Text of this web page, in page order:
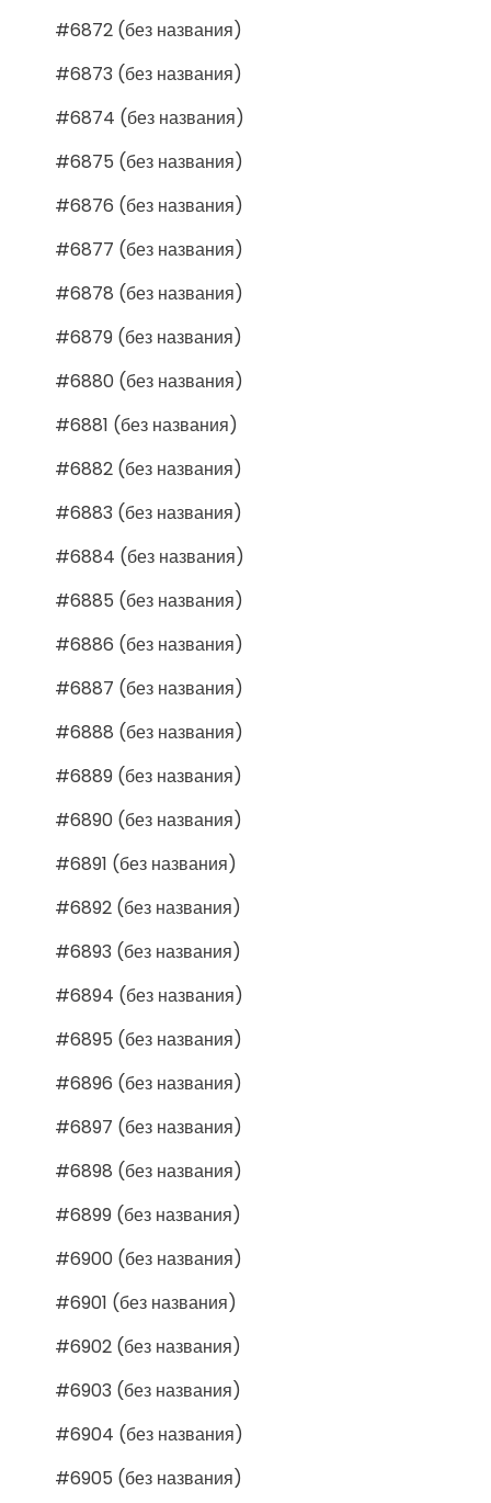
#6872 (без названия)
#6873 (без названия)
#6874 (без названия)
#6875 (без названия)
#6876 (без названия)
#6877 (без названия)
#6878 (без названия)
#6879 (без названия)
#6880 (без названия)
#6881 (без названия)
#6882 (без названия)
#6883 (без названия)
#6884 (без названия)
#6885 (без названия)
#6886 (без названия)
#6887 (без названия)
#6888 (без названия)
#6889 (без названия)
#6890 (без названия)
#6891 (без названия)
#6892 (без названия)
#6893 (без названия)
#6894 (без названия)
#6895 (без названия)
#6896 (без названия)
#6897 (без названия)
#6898 (без названия)
#6899 (без названия)
#6900 (без названия)
#6901 (без названия)
#6902 (без названия)
#6903 (без названия)
#6904 (без названия)
#6905 (без названия)